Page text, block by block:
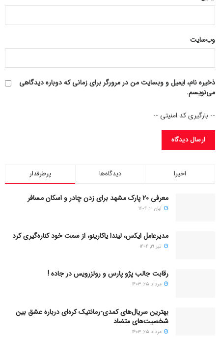
وب‌سایت
ذخیره نام، ایمیل و وبسایت من در مرورگر برای زمانی که دوباره دیدگاهی
می‌نویسم.
-- بارگیری کد امنیتی --
پرطرفدار دیدگاه‌ها اخیرا
معرفی ۲۰ پارک مشهد برای زدن چادر و اسکان مسافر
آبان ۳, ۱۴۰۴
مدیرعامل ایکس، لیندا یاکارینو، از سمت خود کناره‌گیری کرد
تیر ۱۹, ۱۴۰۴
رقابت جالب پژو پارس و رولزرویس در جاده !
مرداد ۲۵, ۱۴۰۳
بهترین سریال‌های کمدی-رمانتیک کره‌ای دربارۀ عشق بین
شخصیت‌های متضاد
مرداد ۲۵, ۱۴۰۳